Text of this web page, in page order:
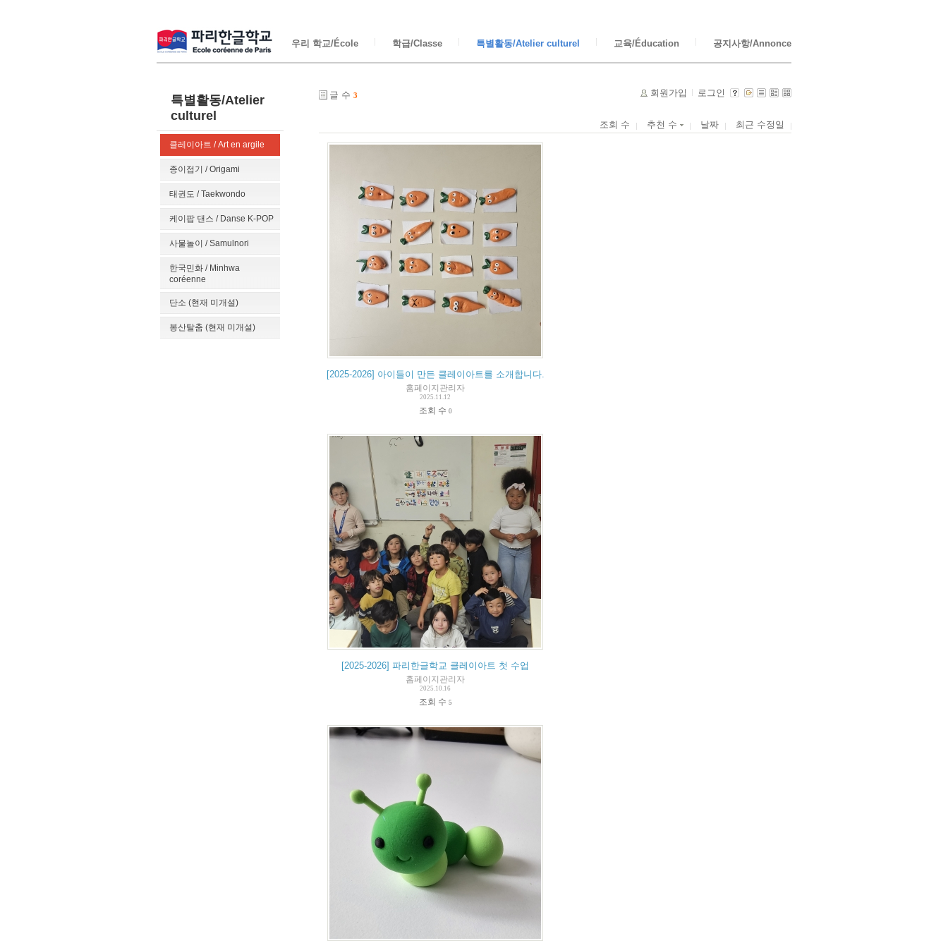
우리 학교/École 학급/Classe 특별활동/Atelier culturel 교육/Éducation 공지사항/Annonce
특별활동/Atelier
culturel
클레이아트 / Art en argile
종이접기 / Origami
태권도 / Taekwondo
케이팝 댄스 / Danse K-POP
사물놀이 / Samulnori
한국민화 / Minhwa
coréenne
단소 (현재 미개설)
봉산탈춤 (현재 미개설)
글 수 3 회원가입 로그인
조회 수 추천 수 날짜 최근 수정일
[2025-2026] 아이들이 만든 클레이아트를 소개합니다.
홈페이지관리자
2025.11.12
조회 수 0
[2025-2026] 파리한글학교 클레이아트 첫 수업
홈페이지관리자
2025.10.16
조회 수 5